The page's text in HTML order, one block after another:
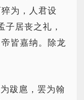
为，人君设
子居丧之礼，
皆嘉纳。除龙
跋扈，罢为翰